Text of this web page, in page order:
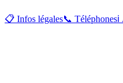
📋 Infos légales📞 Téléphones